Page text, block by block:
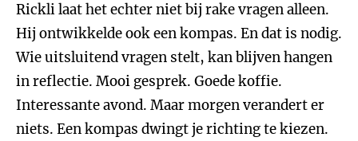
Rickli laat het echter niet bij rake vragen alleen.
Hij ontwikkelde ook een kompas. En dat is nodig.
Wie uitsluitend vragen stelt, kan blijven hangen
in reflectie. Mooi gesprek. Goede koffie.
Interessante avond. Maar morgen verandert er
niets. Een kompas dwingt je richting te kiezen.